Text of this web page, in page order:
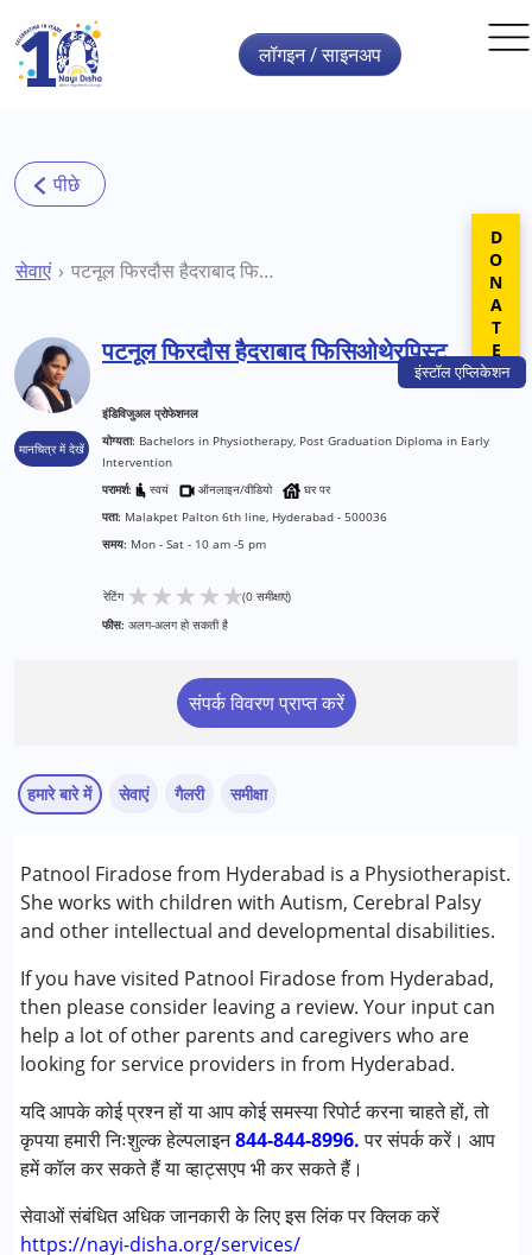
Skip to main content
इंस्टॉलएप्लिकेशन
लॉगइन / साइनअप
सेवाएं पटनूल फिरदौस हैदराबाद फिसिओथेरपिस्ट
मानचित्र में देखें
पटनूल फिरदौस हैदराबाद फिसिओथेरपिस्ट
इंडिविजुअल प्रोफेशनल
योग्यता: Bachelors in Physiotherapy, Post Graduation Diploma in Early
Intervention
परामर्श:
स्वयं ऑनलाइन/वीडियो
घर पर
पता: Malakpet Palton 6th line, Hyderabad - 500036
समय: Mon - Sat - 10 am -5 pm
रेटिंग ★★★★★(0 समीक्षाएं)
फीस: अलग-अलग हो सकती है
संपर्क विवरण प्राप्त करें
हमारे बारे में
Patnool Firadose from Hyderabad is a Physiotherapist.
She works with children with Autism, Cerebral Palsy
and other intellectual and developmental disabilities.
If you have visited Patnool Firadose from Hyderabad,
then please consider leaving a review. Your input can
help a lot of other parents and caregivers who are
looking for service providers in from Hyderabad.
यदि आपके कोई प्रश्न हों या आप कोई समस्या रिपोर्ट करना चाहते हों, तो
कृपया हमारी निःशुल्क हेल्पलाइन844-844-8996.पर संपर्क करें। आप
हमें कॉल कर सकते हैं या व्हाट्सएप भी कर सकते हैं।
सेवाओं संबंधित अधिक जानकारी के लिए इस लिंक पर क्लिक करें
https://nayi-disha.org/services/
सेवाएं
अर्ली इंटरवेंशन
फिजियोथेरेपी
निम्नलिखित विकलांगता संबंधित सेवाएं उपलब्ध :
अटेंशन डेफिसिट (हाइपरएक्टिविटी) डिसऑर्डर (एडीडी/एडीएचडी)
ऑटिज्म स्पेक्ट्रम डिसऑर्डर (ए एस डी )
सेरब्रल पाल्सी (सी पी )
डाउन सिंड्रोम (डी एस )
मल्टिपल डिसेबिलिटीज़ (एमडी)
अंडायग्नोज्ड
गैलरी समीक्षा
DONATE